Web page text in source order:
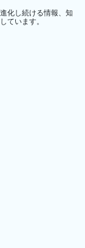
化し続ける情報、知
ています。